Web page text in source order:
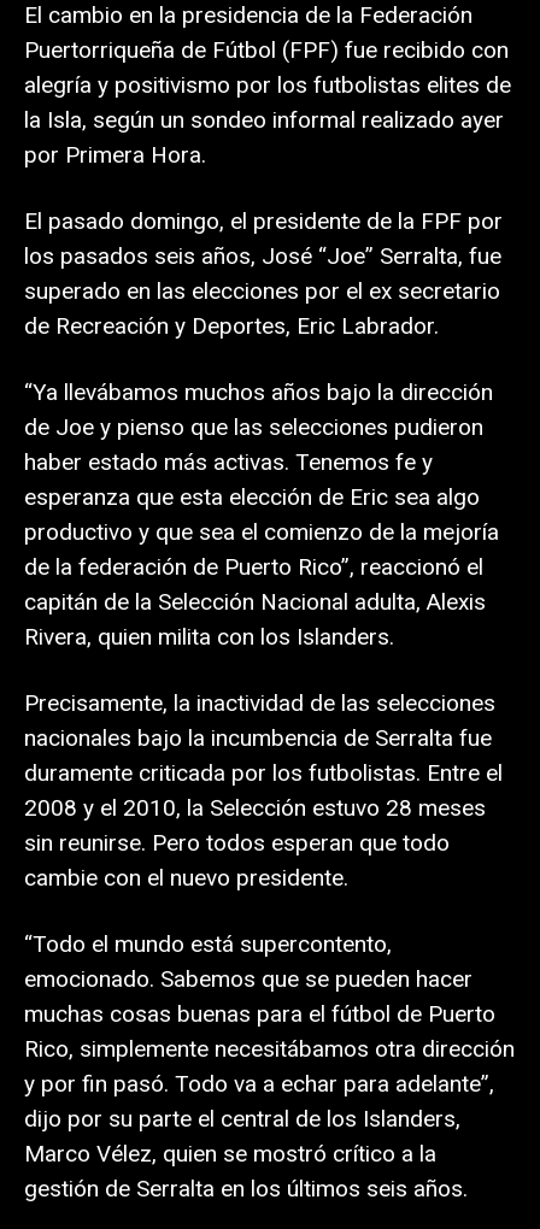
El cambio en la presidencia de la Federación
Puertorriqueña de Fútbol (FPF) fue recibido con
alegría y positivismo por los futbolistas elites de
la Isla, según un sondeo informal realizado ayer
por Primera Hora.
El pasado domingo, el presidente de la FPF por
los pasados seis años, José “Joe” Serralta, fue
superado en las elecciones por el ex secretario
de Recreación y Deportes, Eric Labrador.
“Ya llevábamos muchos años bajo la dirección
de Joe y pienso que las selecciones pudieron
haber estado más activas. Tenemos fe y
esperanza que esta elección de Eric sea algo
productivo y que sea el comienzo de la mejoría
de la federación de Puerto Rico”, reaccionó el
capitán de la Selección Nacional adulta, Alexis
Rivera, quien milita con los Islanders.
Precisamente, la inactividad de las selecciones
nacionales bajo la incumbencia de Serralta fue
duramente criticada por los futbolistas. Entre el
2008 y el 2010, la Selección estuvo 28 meses
sin reunirse. Pero todos esperan que todo
cambie con el nuevo presidente.
“Todo el mundo está supercontento,
emocionado. Sabemos que se pueden hacer
muchas cosas buenas para el fútbol de Puerto
Rico, simplemente necesitábamos otra dirección
y por fin pasó. Todo va a echar para adelante”,
dijo por su parte el central de los Islanders,
Marco Vélez, quien se mostró crítico a la
gestión de Serralta en los últimos seis años.